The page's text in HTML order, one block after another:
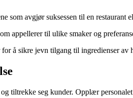
som avgjør suksessen til en
appellerer til ulike smaker og
å sikre jevn tilgang til ingredienser av
tiltrekke seg kunder. Opplær